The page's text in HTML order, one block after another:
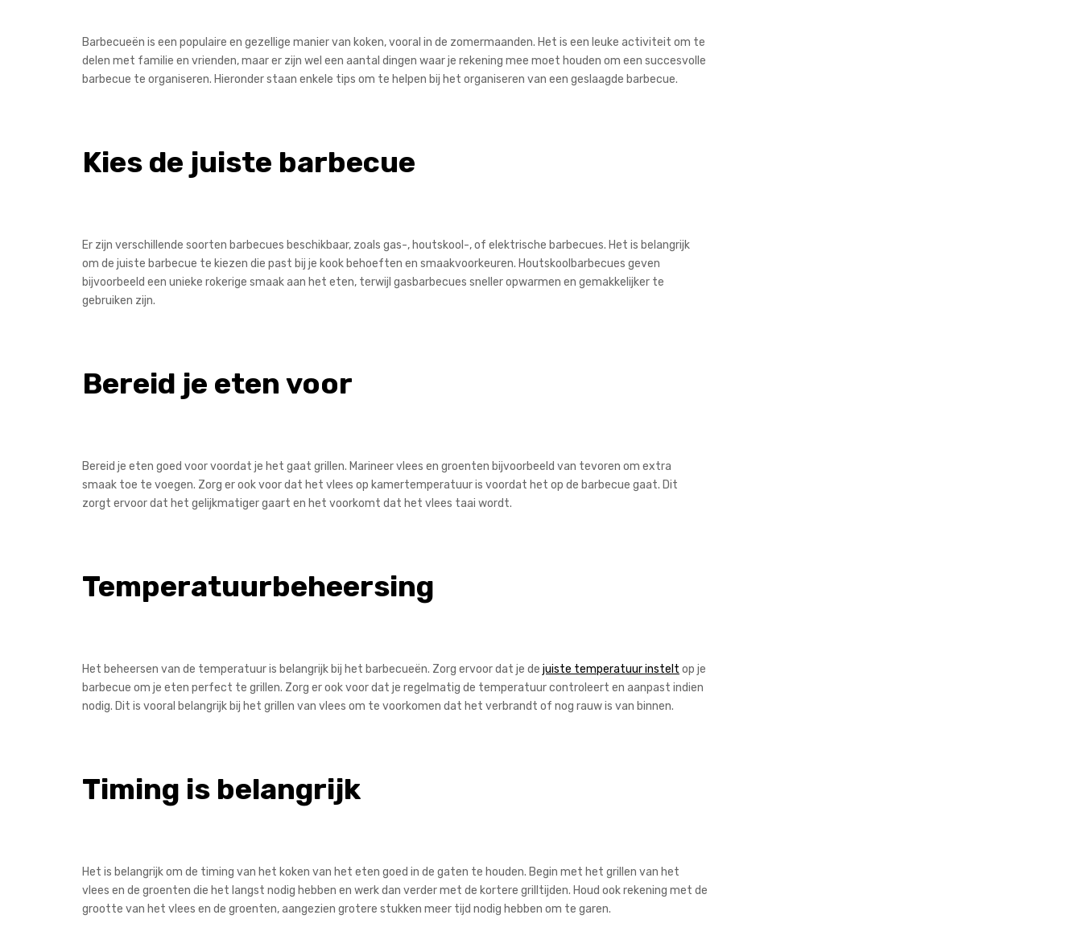
Barbecueën is een populaire en gezellige manier van koken, vooral in de zomermaanden. Het is een leuke activiteit om te
delen met familie en vrienden, maar er zijn wel een aantal dingen waar je rekening mee moet houden om een succesvolle
barbecue te organiseren. Hieronder staan enkele tips om te helpen bij het organiseren van een geslaagde barbecue.
Kies de juiste barbecue
Er zijn verschillende soorten barbecues beschikbaar, zoals gas-, houtskool-, of elektrische barbecues. Het is belangrijk
om de juiste barbecue te kiezen die past bij je kook behoeften en smaakvoorkeuren. Houtskoolbarbecues geven
bijvoorbeeld een unieke rokerige smaak aan het eten, terwijl gasbarbecues sneller opwarmen en gemakkelijker te
gebruiken zijn.
Bereid je eten voor
Bereid je eten goed voor voordat je het gaat grillen. Marineer vlees en groenten bijvoorbeeld van tevoren om extra
smaak toe te voegen. Zorg er ook voor dat het vlees op kamertemperatuur is voordat het op de barbecue gaat. Dit
zorgt ervoor dat het gelijkmatiger gaart en het voorkomt dat het vlees taai wordt.
Temperatuurbeheersing
Het beheersen van de temperatuur is belangrijk bij het barbecueën. Zorg ervoor dat je de juiste temperatuur instelt op je
barbecue om je eten perfect te grillen. Zorg er ook voor dat je regelmatig de temperatuur controleert en aanpast indien
nodig. Dit is vooral belangrijk bij het grillen van vlees om te voorkomen dat het verbrandt of nog rauw is van binnen.
Timing is belangrijk
Het is belangrijk om de timing van het koken van het eten goed in de gaten te houden. Begin met het grillen van het
vlees en de groenten die het langst nodig hebben en werk dan verder met de kortere grilltijden. Houd ook rekening met de
grootte van het vlees en de groenten, aangezien grotere stukken meer tijd nodig hebben om te garen.